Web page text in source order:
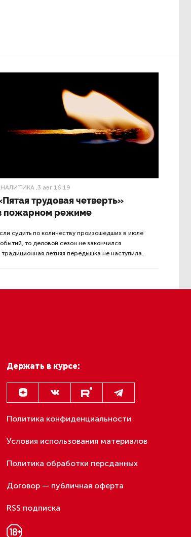
Материалы по теме:
Экс-полицейского подозревают
в убийстве знакомого
в Петербурге 2 года назад
В Петербурге поймали
молодого администратора
колл-центра мошенников
Петербургские метростроевцы
оценили идею строительства